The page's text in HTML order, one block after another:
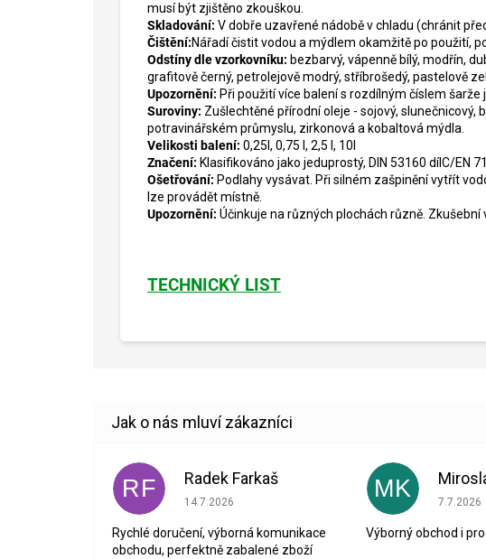
musí být zjištěno zkouškou.
Skladování: V dobře uzavřené nádobě v chladu (chránit
Čištění:Nářadí čistit vodou a mýdlem okamžitě po použití,
Odstíny dle vzorkovníku: bezbarvý, vápenně bílý, modřín,
grafitově černý, petrolejově modrý, stříbrošedý, pastelově
Upozornění: Při použití více balení s rozdílným číslem
Suroviny: Zušlechtěné přírodní oleje - sojový,
potravinářském průmyslu, zirkonová a kobaltová mýdla.
Velikosti balení: 0,25l, 0,75 l, 2,5 l, 10l
Značení: Klasifikováno jako jeduprostý, DIN 53160 dílC/EN
Ošetřování: Podlahy vysávat. Při silném zašpinění vytřít
lze provádět místně.
Upozornění: Účinkuje na různých plochách různě.
TECHNICKÝ LIST
RF Radek Farkaš
Hodnocení obchodu je 5 z 5 hvězdiček.
14.7.2026
Rychlé doručení, výborná komunikace
obchodu, perfektně zabalené zboží
MK 7.7.2026
Výborný obchod i